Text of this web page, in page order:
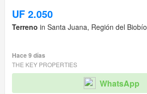
UF 2.050
Terreno in Santa Juana, Región del Biobío
Hace 9 días
THE KEY PROPERTIES
WhatsApp